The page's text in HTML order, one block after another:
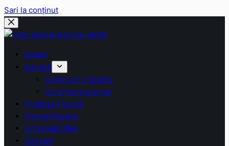
Sari la conținut
Acasă
Servicii
Construcții piscine
Intreținere piscine
Produse Piscină
Prețuri Piscine
Informații Utile
Contact